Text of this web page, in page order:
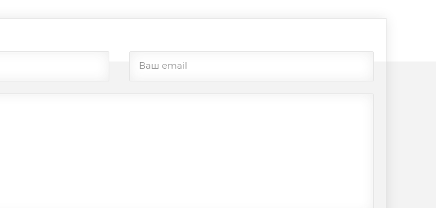
Ваш email